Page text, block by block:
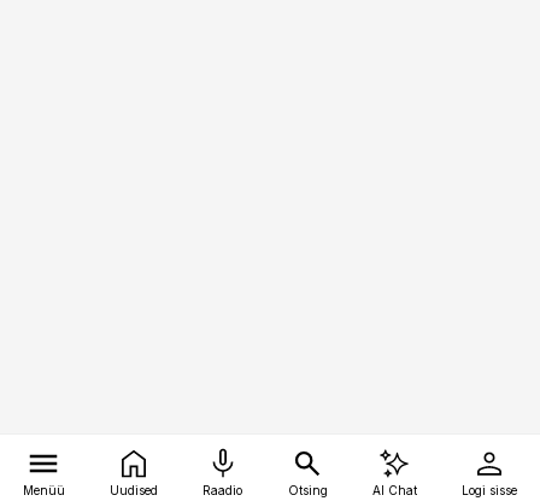
Menüü Uudised Raadio Otsing AI Chat Logi sisse